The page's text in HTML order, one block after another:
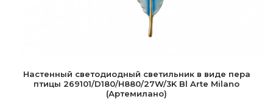
Настенный светодиодный светильник в виде пера
птицы 269101/D180/H880/27W/3K Bl Arte Milano
(Артемилано)